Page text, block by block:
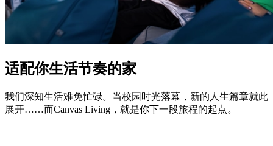
适配你生活节奏的家
我们深知生活难免忙碌。当校园时光落幕，新的人生篇章就此
展开……而Canvas Living，就是你下一段旅程的起点。